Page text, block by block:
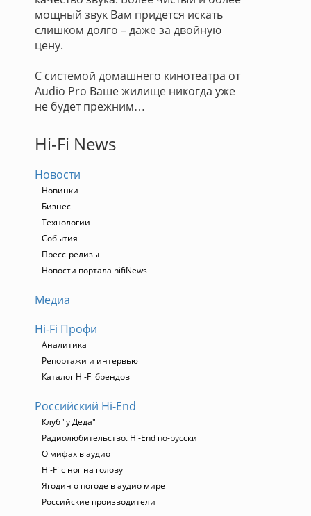
мощный звук Вам придется искать
слишком долго – даже за двойную
цену.
С системой домашнего кинотеатра от
Audio Pro Ваше жилище никогда уже
не будет прежним…
Hi-Fi News
Новости
Новинки
Бизнес
Технологии
События
Пресс-релизы
Новости портала hifiNews
Медиа
Hi-Fi Профи
Аналитика
Репортажи и интервью
Каталог Hi-Fi брендов
Российский Hi-End
Клуб "у Деда"
Радиолюбительство. Hi-End по-русски
О мифах в аудио
Hi-Fi с ног на голову
Ягодин о погоде в аудио мире
Российские производители